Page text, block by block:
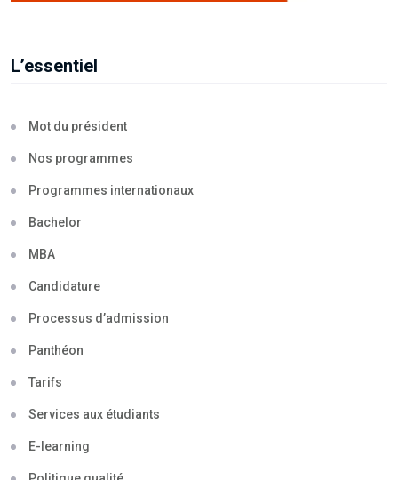
L’essentiel
Mot du président
Nos programmes
Programmes internationaux
Bachelor
MBA
Candidature
Processus d’admission
Panthéon
Tarifs
Services aux étudiants
E-learning